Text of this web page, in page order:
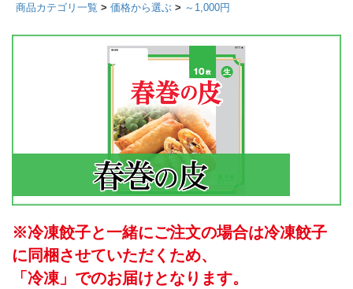
商品カテゴリ一覧 > 価格から選ぶ > ～1,000円
※冷凍餃子と一緒にご注文の場合は冷凍餃子
に同梱させていただくため、
「冷凍」でのお届けとなります。